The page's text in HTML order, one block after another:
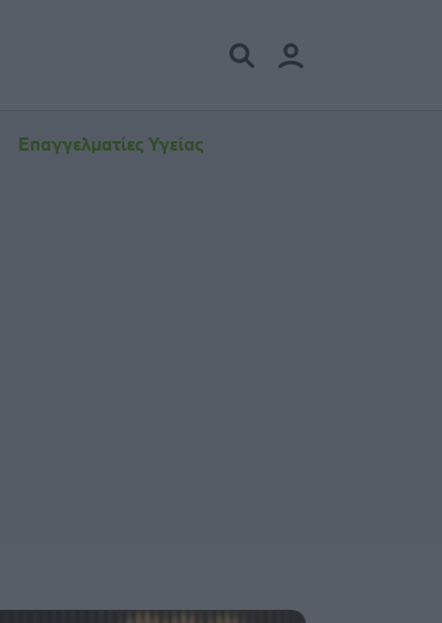
Επαγγελματίες Υγείας